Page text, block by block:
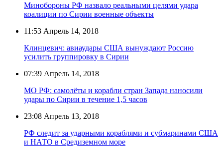
Минобороны РФ назвало реальными целями удара
коалиции по Сирии военные объекты
11:53 Апрель 14, 2018
Клинцевич: авиаудары США вынуждают Россию
усилить группировку в Сирии
07:39 Апрель 14, 2018
МО РФ: самолёты и корабли стран Запада наносили
удары по Сирии в течение 1,5 часов
23:08 Апрель 13, 2018
РФ следит за ударными кораблями и субмаринами США
и НАТО в Средиземном море